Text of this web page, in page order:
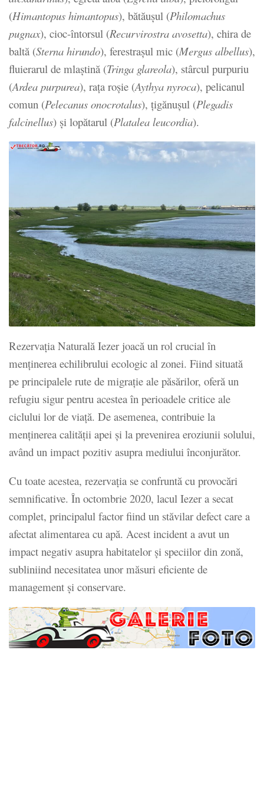
(Himantopus himantopus), bătăușul (Philomachus
pugnax), cioc-întorsul (Recurvirostra avosetta), chira de
baltă (Sterna hirundo), ferestrașul mic (Mergus albellus),
fluierarul de mlaștină (Tringa glareola), stârcul purpuriu
(Ardea purpurea), rața roșie (Aythya nyroca), pelicanul
comun (Pelecanus onocrotalus), țigănușul (Plegadis
falcinellus) și lopătarul (Platalea leucordia).
Rezervația Naturală Iezer joacă un rol crucial în
menținerea echilibrului ecologic al zonei. Fiind situată
pe principalele rute de migrație ale păsărilor, oferă un
refugiu sigur pentru acestea în perioadele critice ale
ciclului lor de viață. De asemenea, contribuie la
menținerea calității apei și la prevenirea eroziunii solului,
având un impact pozitiv asupra mediului înconjurător.
Cu toate acestea, rezervația se confruntă cu provocări
semnificative. În octombrie 2020, lacul Iezer a secat
complet, principalul factor fiind un stăvilar defect care a
afectat alimentarea cu apă. Acest incident a avut un
impact negativ asupra habitatelor și speciilor din zonă,
subliniind necesitatea unor măsuri eficiente de
management și conservare.